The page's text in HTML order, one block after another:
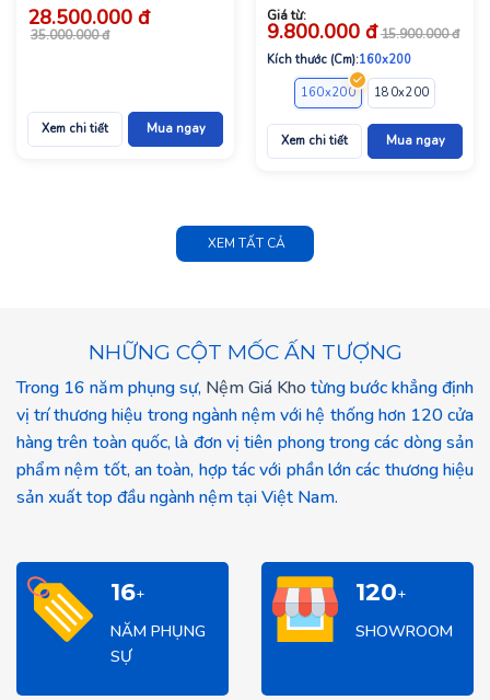
28.500.000 đ
Giá
35.000.000đ
Xem chi tiết Mua ngay
Giá từ:
9.800.000 đ 15.900.000đ
Kích thước (Cm):160x200
160x200
180x200
Xem chi tiết Mua ngay
XEM TẤT CẢ
NHỮNG CỘT MỐC ẤN TƯỢNG
Trong 16 năm phụng sự, Nệm Giá Kho từng bước khẳng định
vị trí thương hiệu trong ngành nệm với hệ thống hơn 120 cửa
hàng trên toàn quốc, là đơn vị tiên phong trong các dòng sản
phẩm nệm tốt, an toàn, hợp tác với phần lớn các thương hiệu
sản xuất top đầu ngành nệm tại Việt Nam.
16+
NĂM PHỤNG
SỰ
120+
SHOWROOM